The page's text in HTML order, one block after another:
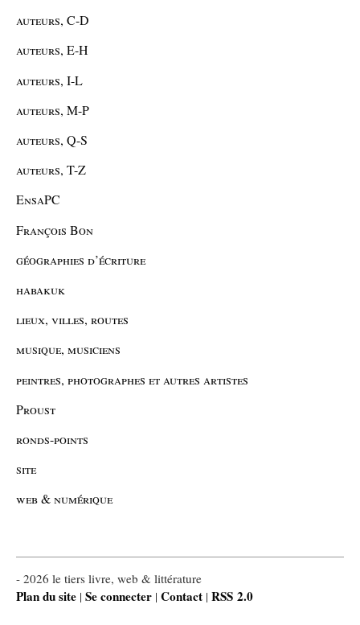
auteurs, C-D
auteurs, E-H
auteurs, I-L
auteurs, M-P
auteurs, Q-S
auteurs, T-Z
EnsaPC
François Bon
géographies d’écriture
habakuk
lieux, villes, routes
musique, musiciens
peintres, photographes et autres artistes
Proust
ronds-points
site
web & numérique
- 2026 le tiers livre, web & littérature
Plan du site | Se connecter | Contact | RSS 2.0